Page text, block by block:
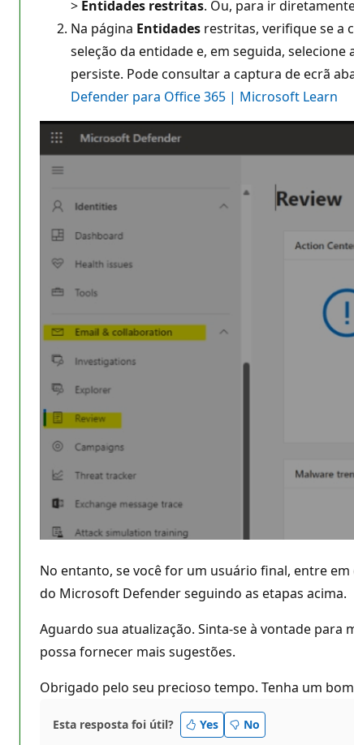
> Entidades restritas. Ou, para ir
Na página Entidades restritas, verifique se a
seleção da entidade e, em seguida, selecione
persiste. Pode consultar a captura de ecrã
Defender para Office 365 | Microsoft Learn
No entanto, se você for um usuário final, entre
do Microsoft Defender seguindo as etapas acima.
Aguardo sua atualização. Sinta-se à vontade
possa fornecer mais sugestões.
Obrigado pelo seu precioso tempo. Tenha um
Esta resposta foi útil? Yes No